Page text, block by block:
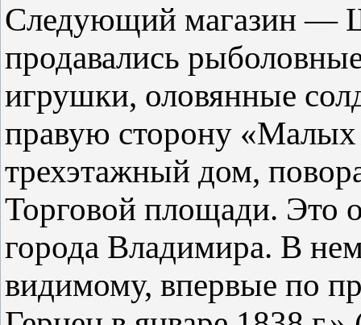
Следующий магазин —
продавались
игрушки, оловянные
правую сторону
трехэтажный дом,
Торговой площади. Это
города Владимира. В
видимому, впервые по